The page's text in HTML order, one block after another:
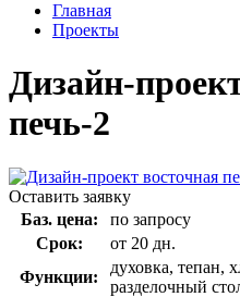
Главная
Проекты
Дизайн-
печь-2
Оставить заявку
Баз. цена:
по запросу
Срок:
от 20 дн.
Функции:
духовка, тепан,
разделочный